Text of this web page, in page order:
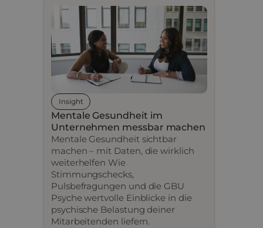
Insight
Mentale Gesundheit im
Unternehmen messbar machen
Mentale Gesundheit sichtbar
machen – mit Daten, die wirklich
weiterhelfen Wie
Stimmungschecks,
Pulsbefragungen und die GBU
Psyche wertvolle Einblicke in die
psychische Belastung deiner
Mitarbeitenden liefern.